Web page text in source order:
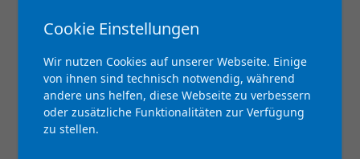
Künstliche Intelligenz bietet enorme
gleichzeitig wirft ihr Einsatz Fragen zu
Fairness, Transparenz und
Verantwortung auf. In diesem
interaktiven Workshop des
Cookie Einstellungen
Wir nutzen Cookies auf unserer Webseite. Einige
von ihnen sind technisch notwendig, während
andere uns helfen, diese Webseite zu verbessern
oder zusätzliche Funktionalitäten zur Verfügung
zu stellen.